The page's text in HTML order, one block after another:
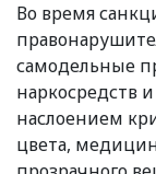
Во время
самодельные
наркосредств
наслоением
цвета,